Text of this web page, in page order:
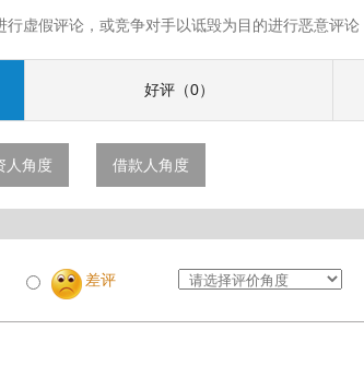
虚假评论，或竞争对手以诋毁为目的进行恶意评
好评（0）
人角度 借款人角度
差评